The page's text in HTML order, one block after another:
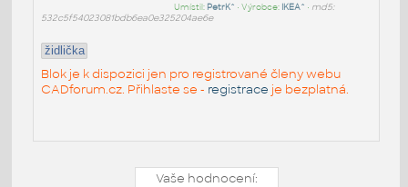
Umístil: PetrK^ • Výrobce: IKEA^ • md5:
532c5f54023081bdb6ea0e325204ae6e
židlička
Blok je k dispozici jen pro registrované členy webu
CADforum.cz. Přihlaste se - registrace je bezplatná.
Vaše hodnocení: